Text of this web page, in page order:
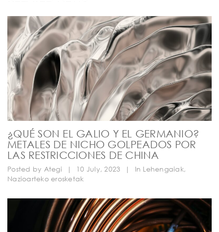
¿QUÉ SON EL GALIO Y EL GERMANIO?
METALES DE NICHO GOLPEADOS POR
LAS RESTRICCIONES DE CHINA
Posted by Ategi | 10 July, 2023 | In Lehengaiak,
Nazioarteko erosketak